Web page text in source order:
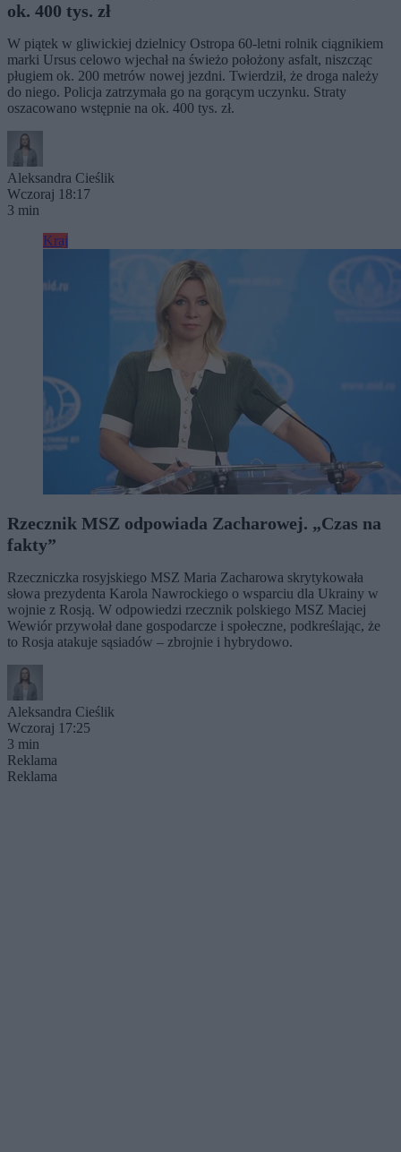
ok. 400 tys. zł
W piątek w gliwickiej dzielnicy Ostropa 60-letni rolnik ciągnikiem
marki Ursus celowo wjechał na świeżo położony asfalt, niszcząc
pługiem ok. 200 metrów nowej jezdni. Twierdził, że droga należy
do niego. Policja zatrzymała go na gorącym uczynku. Straty
oszacowano wstępnie na ok. 400 tys. zł.
Aleksandra Cieślik
Wczoraj 18:17
3 min
Kraj
Rzecznik MSZ odpowiada Zacharowej. „Czas na
fakty”
Rzeczniczka rosyjskiego MSZ Maria Zacharowa skrytykowała
słowa prezydenta Karola Nawrockiego o wsparciu dla Ukrainy w
wojnie z Rosją. W odpowiedzi rzecznik polskiego MSZ Maciej
Wewiór przywołał dane gospodarcze i społeczne, podkreślając, że
to Rosja atakuje sąsiadów – zbrojnie i hybrydowo.
Aleksandra Cieślik
Wczoraj 17:25
3 min
Reklama
Reklama